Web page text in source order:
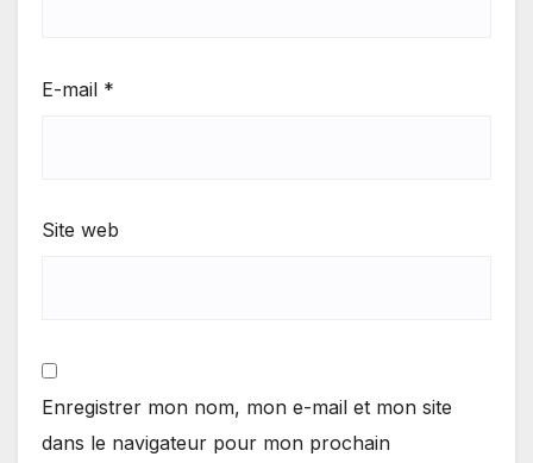
E-mail *
Site web
Enregistrer mon nom, mon e-mail et mon site
dans le navigateur pour mon prochain